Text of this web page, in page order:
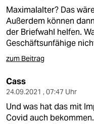
Maximalalter? Das
Außerdem können
der Briefwahl helfen.
Geschäftsunfähige
zum Beitrag
Cass
24.09.2021 , 07:47 Uhr
Und was hat das mit
Covid auch